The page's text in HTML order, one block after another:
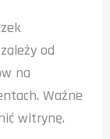
od
na
Ważne
witrynę.